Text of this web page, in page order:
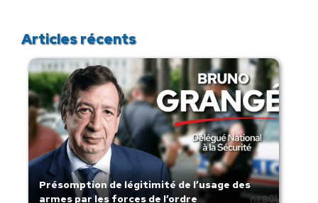
Articles récents
Présomption de légitimité de l’usage des
armes par les forces de l’ordre